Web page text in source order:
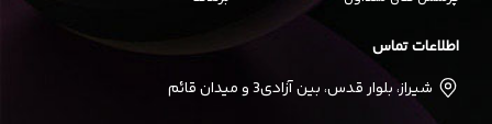
اطلاعات تماس
شیراز، بلوار قدس، بین آزادی3 و میدان قائم